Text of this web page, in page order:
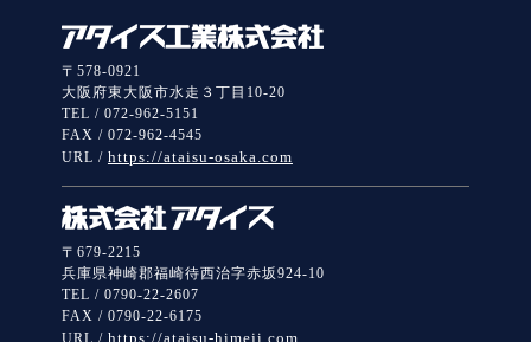
〒578-0921
大阪府東大阪市水走３丁目10-20
TEL / 072-962-5151
FAX / 072-962-4545
URL / https://ataisu-osaka.com
〒679-2215
兵庫県神崎郡福崎待西治字赤坂924-10
TEL / 0790-22-2607
FAX / 0790-22-6175
https://ataisu-himeji.com